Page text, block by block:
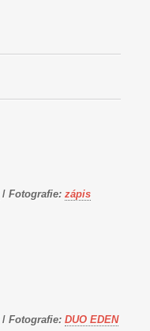
/ Fotografie: zápis
/ Fotografie: DUO EDEN